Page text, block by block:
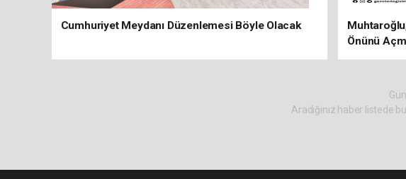
Cumhuriyet Meydanı Düzenlemesi Böyle Olacak
Önünü
Aradığınız haber listede